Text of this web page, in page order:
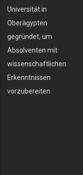
Universität in
Oberägypten
gegründet, um
Absolventen mit
wissenschaftlichen
Erkenntnissen
vorzubereiten